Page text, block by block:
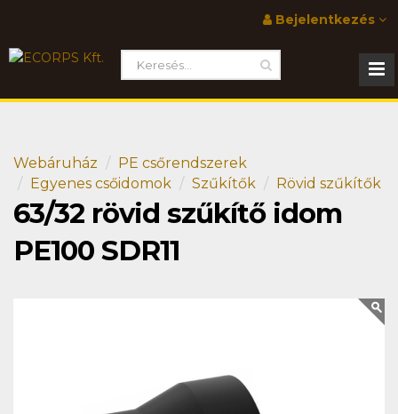
Bejelentkezés
Webáruház
PE csőrendszerek
Egyenes csőidomok
Szűkítők Rövid szűkítők
63/32 rövid szűkítő idom
PE100 SDR11